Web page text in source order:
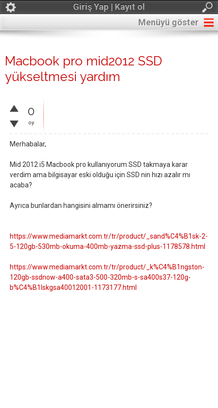
Giriş Yap | Kayıt ol
Menüyü göster
Macbook pro mid2012 SSD
yükseltmesi yardım
0
oy
Merhabalar,
Mid 2012 i5 Macbook pro kullanıyorum SSD takmaya karar
verdim ama bilgisayar eski olduğu için SSD nin hızı azalır mı
acaba?
Ayrıca bunlardan hangisini almamı önerirsiniz?
https://www.mediamarkt.com.tr/tr/product/_sand%C4%B1sk-2-
5-120gb-530mb-okuma-400mb-yazma-ssd-plus-1178578.html
https://www.mediamarkt.com.tr/tr/product/_k%C4%B1ngston-
120gb-ssdnow-a400-sata3-500-320mb-s-sa400s37-120g-
b%C4%B1lskgsa40012001-1173177.html